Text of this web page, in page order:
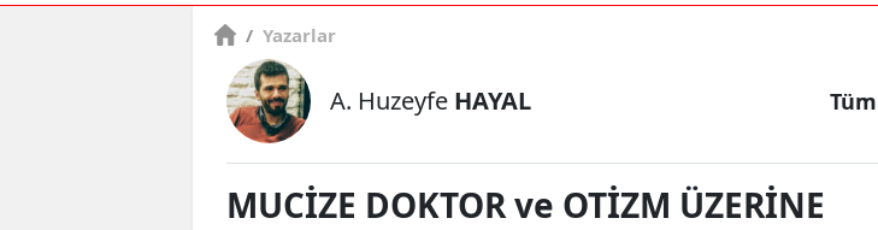
/ Yazarlar
A. Huzeyfe HAYAL Tüm
MUCİZE DOKTOR ve OTİZM ÜZERİNE